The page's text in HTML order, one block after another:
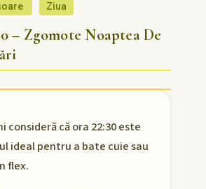
Ziua
– Zgomote Noaptea De
consideră că ora 22:30 este
ideal pentru a bate cuie sau
flex.